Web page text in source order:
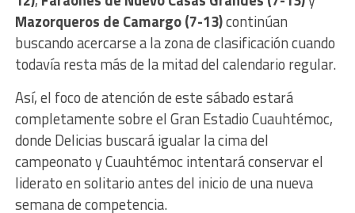
Mazorqueros de Camargo (7-13)continúan
buscando acercarse a la zona de clasificación cuando
todavía resta más de la mitad del calendario regular.
Así, el foco de atención de este sábado estará
completamente sobre el Gran Estadio Cuauhtémoc,
donde Delicias buscará igualar la cima del
campeonato y Cuauhtémoc intentará conservar el
liderato en solitario antes del inicio de una nueva
semana de competencia.